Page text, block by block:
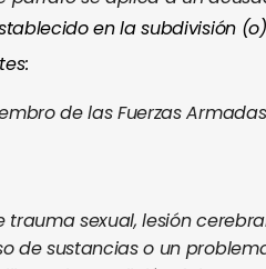
en la subdivisión
de las Fuerzas
trauma sexual, lesión
de sustancias o un